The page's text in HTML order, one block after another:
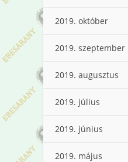
2019. október
2019. szeptember
2019. augusztus
2019. július
2019. június
2019. május